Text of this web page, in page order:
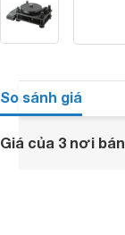
So sánh giá
Giá của 3 nơi bán